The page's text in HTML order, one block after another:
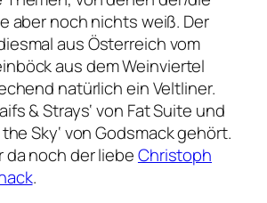
aber noch nichts weiß. Der
aus Österreich vom
aus dem Weinviertel
natürlich ein Veltliner.
& Strays‘ von Fat Suite und
Sky‘ von Godsmack gehört.
da noch der liebeChristoph
.